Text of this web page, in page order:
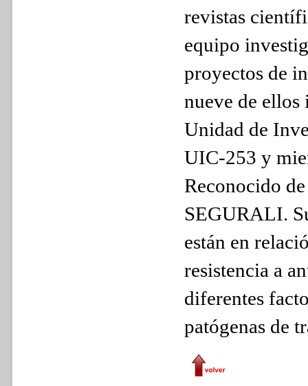
revistas
equipo
proyectos de
nueve de
Unidad de
UIC-253 y
Reconocido
SEGURALI.
están en
resistencia a
diferentes
patógenas de